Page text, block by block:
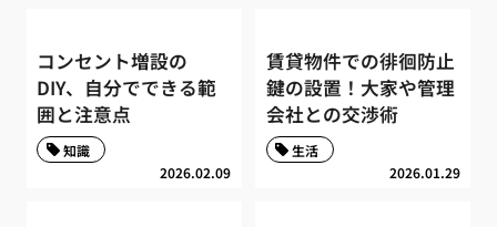
コンセント増設の
DIY、自分でできる範
囲と注意点
2026.02.09
知識
賃貸物件での徘徊防止
鍵の設置！大家や管理
会社との交渉術
2026.01.29
生活